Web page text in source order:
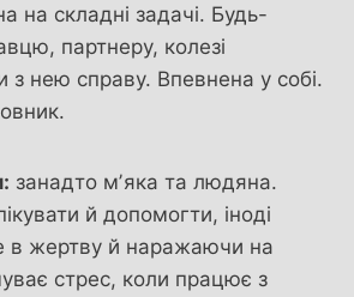
на складні задачі. Будь-
партнеру, колезі
з нею справу. Впевнена у собі.
занадто мʼяка та людяна.
й допомогти, іноді
в жертву й наражаючи на
стрес, коли працює з